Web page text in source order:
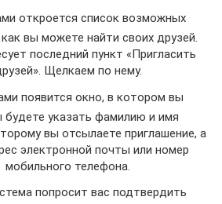
откроется список возможных
вы можете найти своих друзей.
последний пункт «Пригласить
Щелкаем по нему.
появится окно, в котором вы
указать фамилию и имя
вы отсылаете приглашение, а
электронной почты или номер
мобильного телефона.
попросит вас подтвердить